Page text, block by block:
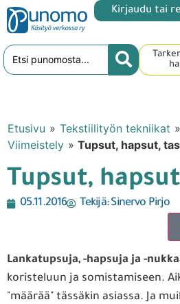
Kirjaudu tai
Etusivu » Tekstiilityön tekniikat »
Viimeistely » Tupsut, hapsut,
Tupsut,
05.11.2016 Tekijä:Sinervo Pirjo
Lankatupsuja, -hapsuja ja -
koristeluun ja somistamiseen.
"määrää" tässäkin asiassa. Ja